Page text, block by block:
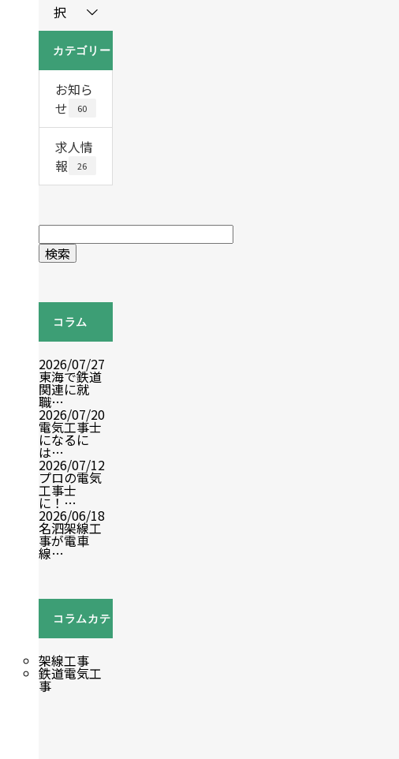
択
カテゴリー
お知ら
せ
60
求人情
報
26
コラム
2026/07/27
東海で鉄道
関連に就
職…
2026/07/20
電気工事士
になるに
は…
2026/07/12
プロの電気
工事士
に！…
2026/06/18
名泗架線工
事が電車
線…
コラムカテ
ゴリ
架線工事
鉄道電気工
事